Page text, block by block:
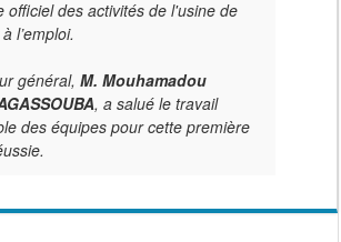
officiel des activités de l'usine de
l’emploi.
général, M. Mouhamadou
, a salué le travail
des équipes pour cette première